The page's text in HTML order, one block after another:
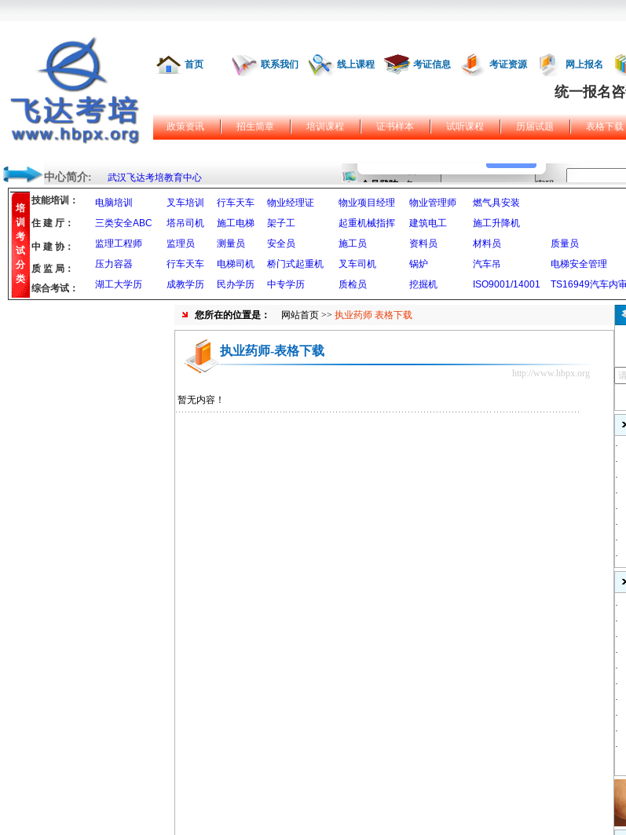
首页 联系我们 线上课程 考证信息 考证资源 网上报名
统一报名
政策资讯 招生简章 培训课程 证书样本 试听课程 历届试题 表格下载
中心简介: 武汉飞达考培教育中心
培
训
考
试
分
类
技能培训： 电脑培训 叉车培训 行车天车 物业经理证 物业项目经理 物业管理师 燃气具安装
三类安全ABC
塔吊司机 施工电梯 架子工 起重机械指挥 建筑电工
施工升降机
监理工程师
监理员 测量员 安全员 施工员 资料员 材料员 质量员
压力容器
行车天车 电梯司机 桥门式起重机 叉车司机 锅炉 汽车吊 电梯安全管理
湖工大学历
成教学历 民办学历 中专学历 质检员 挖掘机 ISO9001/14001 TS16949汽车内
住 建 厅：
中 建 协：
质 监 局：
综合考试：
您所在的位置是： 网站首页 >> 执业药师 表格下载
执业药师-表格下载
http://www.hbpx.org
暂无内容！
·
·
·
·
·
·
·
·
·
·
·
·
·
·
·
·
·
·